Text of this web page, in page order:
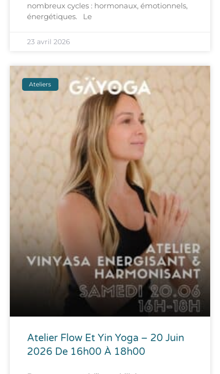
nombreux cycles : hormonaux, émotionnels,
énergétiques. Le
23 avril 2026
Ateliers
Atelier Flow Et Yin Yoga – 20 Juin
2026 De 16h00 À 18h00